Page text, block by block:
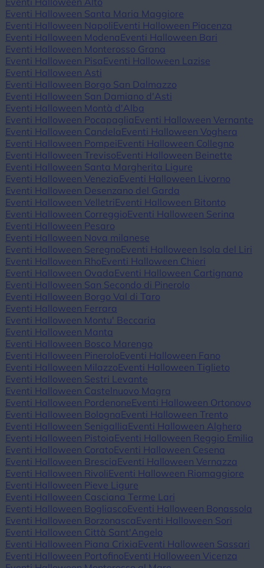
Eventi Halloween Santa Maria Maggiore
Eventi Halloween NapoliEventi Halloween Piacenza
Eventi Halloween Modena Eventi Halloween Bari
Eventi Halloween Monterosso Grana
Eventi Halloween Pisa Eventi Halloween Lazise
Eventi Halloween Asti
Eventi Halloween Borgo San Dalmazzo
Eventi Halloween San Damiano d'Asti
Eventi Halloween Montà d'Alba
Eventi Halloween Pocapaglia Eventi Halloween Vernante
Eventi Halloween Candela Eventi Halloween Voghera
Eventi Halloween PompeiEventi Halloween Collegno
Eventi Halloween TrevisoEventi Halloween Beinette
Eventi Halloween Santa Margherita Ligure
Eventi Halloween Venezia Eventi Halloween Livorno
Eventi Halloween Desenzano del Garda
Eventi Halloween VelletriEventi Halloween Bitonto
Eventi Halloween CorreggioEventi Halloween Serina
Eventi Halloween Pesaro
Eventi Halloween Nova milanese
Eventi Halloween SeregnoEventi Halloween Isola del Liri
Eventi Halloween RhoEventi Halloween Chieri
Eventi Halloween Ovada Eventi Halloween Cartignano
Eventi Halloween San Secondo di Pinerolo
Eventi Halloween Borgo Val di Taro
Eventi Halloween Ferrara
Eventi Halloween Montu' Beccaria
Eventi Halloween Manta
Eventi Halloween Bosco Marengo
Eventi Halloween PineroloEventi Halloween Fano
Eventi Halloween MilazzoEventi Halloween Tiglieto
Eventi Halloween Sestri Levante
Eventi Halloween Castelnuovo Magra
Eventi Halloween PordenoneEventi Halloween Ortonovo
Eventi Halloween Bologna Eventi Halloween Trento
Eventi Halloween Senigallia Eventi Halloween Alghero
Eventi Halloween Pistoia Eventi Halloween Reggio Emilia
Eventi Halloween CoratoEventi Halloween Cesena
Eventi Halloween Brescia Eventi Halloween Vernazza
Eventi Halloween RivoliEventi Halloween Riomaggiore
Eventi Halloween Pieve Ligure
Eventi Halloween Casciana Terme Lari
Eventi Halloween BogliascoEventi Halloween Bonassola
Eventi Halloween Borzonasca Eventi Halloween Sori
Eventi Halloween Città Sant'Angelo
Eventi Halloween Piana Crixia Eventi Halloween Sassari
Eventi Halloween PortofinoEventi Halloween Vicenza